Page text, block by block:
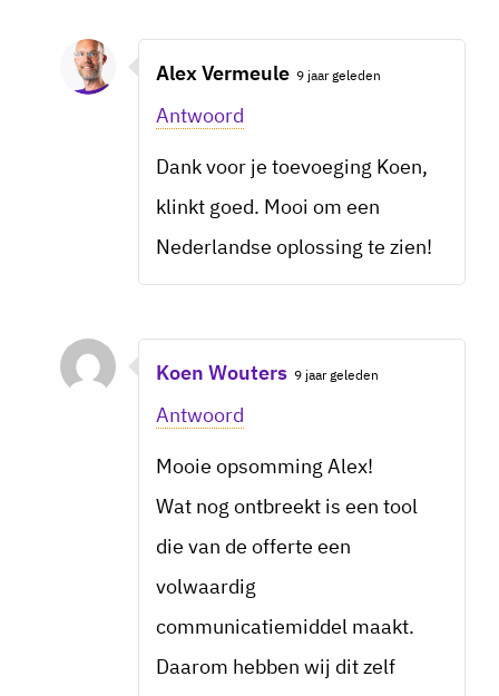
Alex Vermeule 9 jaar geleden
Antwoord
Dank voor je toevoeging Koen,
klinkt goed. Mooi om een
Nederlandse oplossing te zien!
Koen Wouters 9 jaar geleden
Antwoord
Mooie opsomming Alex!
Wat nog ontbreekt is een tool
die van de offerte een
volwaardig
communicatiemiddel maakt.
Daarom hebben wij dit zelf